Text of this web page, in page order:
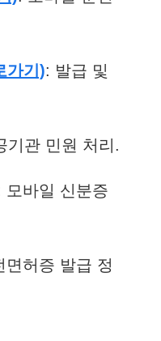
가기): 발급 및
기관 민원 처리.
모바일 신분증
면허증 발급 정